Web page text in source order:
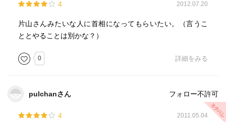
4 2012.07.20
片山さんみたいな人に首相になってもらいたい。（言うこ
ととやることは別かな？）
0 詳細をみる
pulchanさん フォロー不許可
4 2011.05.04